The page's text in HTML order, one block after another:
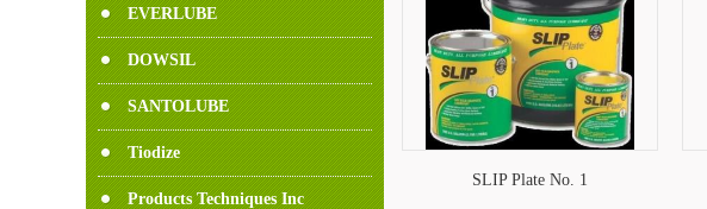
EVERLUBE
DOWSIL
SANTOLUBE
Tiodize
Products Techniques Inc
SLIP Plate No. 1